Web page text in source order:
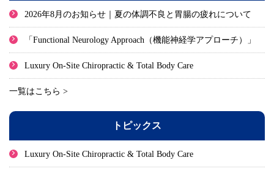
2026年8月のお知らせ｜夏の体調不良と胃腸の疲れについて
「Functional Neurology Approach（機能神経学アプローチ）」
Luxury On-Site Chiropractic & Total Body Care
一覧はこちら >
トピックス
Luxury On-Site Chiropractic & Total Body Care